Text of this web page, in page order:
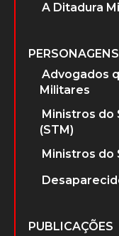
A Ditadura
PERSONAGENS
Advogados
Militares
Ministros do
(STM)
Ministros do
PUBLICAÇÕES